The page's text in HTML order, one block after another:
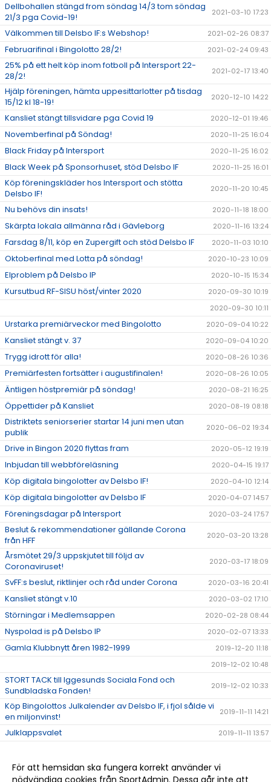
Dellbohallen stängd from söndag 14/3 tom söndag
21/3 pga Covid-19!
2021-03-10 17:23
Välkommen till Delsbo IF:s Webshop! 2021-02-26 08:37
Februarifinal i Bingolotto 28/2! 2021-02-24 09:43
25% på ett helt köp inom fotboll på Intersport 22-
28/2!
2021-02-17 13:40
Hjälp föreningen, hämta uppesittarlotter på tisdag
15/12 kl 18-19!
2020-12-10 14:22
Kansliet stängt tillsvidare pga Covid 19 2020-12-01 19:46
Novemberfinal på Söndag! 2020-11-25 16:04
Black Friday på Intersport 2020-11-25 16:02
Black Week på Sponsorhuset, stöd Delsbo IF 2020-11-25 16:01
Köp föreningskläder hos Intersport och stötta
Delsbo IF!
2020-11-20 10:45
Nu behövs din insats! 2020-11-18 18:00
Skärpta lokala allmänna råd i Gävleborg 2020-11-16 13:24
Farsdag 8/11, köp en Zupergift och stöd Delsbo IF 2020-11-03 10:10
Oktoberfinal med Lotta på söndag! 2020-10-23 10:09
Elproblem på Delsbo IP 2020-10-15 15:34
Kursutbud RF-SISU höst/vinter 2020
2020-09-30 10:19
2020-09-30 10:11
Urstarka premiärveckor med Bingolotto 2020-09-04 10:22
Kansliet stängt v. 37 2020-09-04 10:20
Trygg idrott för alla! 2020-08-26 10:36
Premiärfesten fortsätter i augustifinalen! 2020-08-26 10:05
Äntligen höstpremiär på söndag! 2020-08-21 16:25
Öppettider på Kansliet 2020-08-19 08:18
Distriktets seniorserier startar 14 juni men utan
publik
2020-06-02 19:34
Drive in Bingon 2020 flyttas fram 2020-05-12 19:19
Inbjudan till webbföreläsning 2020-04-15 19:17
Köp digitala bingolotter av Delsbo IF! 2020-04-10 12:14
Köp digitala bingolotter av Delsbo IF 2020-04-07 14:57
Föreningsdagar på Intersport 2020-03-24 17:57
Beslut & rekommendationer gällande Corona
från HFF
2020-03-20 13:28
Årsmötet 29/3 uppskjutet till följd av
Coronaviruset!
2020-03-17 18:09
SvFF:s beslut, riktlinjer och råd under Corona 2020-03-16 20:41
Kansliet stängt v.10 2020-03-02 17:10
Störningar i Medlemsappen 2020-02-28 08:44
Nyspolad is på Delsbo IP 2020-02-07 13:33
Gamla Klubbnytt åren 1982-1999
2019-12-20 11:18
2019-12-02 10:48
STORT TACK till Iggesunds Sociala Fond och
Sundbladska Fonden!
2019-12-02 10:33
Köp Bingolottos Julkalender av Delsbo IF, i fjol sålde vi
en miljonvinst!
2019-11-11 14:21
Julklappsvalet 2019-11-11 13:57
Delsbo IF bjuder alla på bio via Sponsorhuset! 2019-11-05 16:01
För att hemsidan ska fungera korrekt använder vi
nödvändiga cookies från SportAdmin. Dessa går inte att